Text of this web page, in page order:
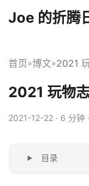
Joe 的折腾
首页»博文»2021
2021 玩物
2021-12-22 · 6 分钟
目录